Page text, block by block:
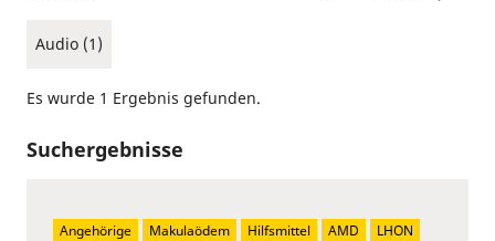
Audio (1)
Es wurde 1 Ergebnis gefunden.
Suchergebnisse
Angehörige Makulaödem Hilfsmittel AMD LHON